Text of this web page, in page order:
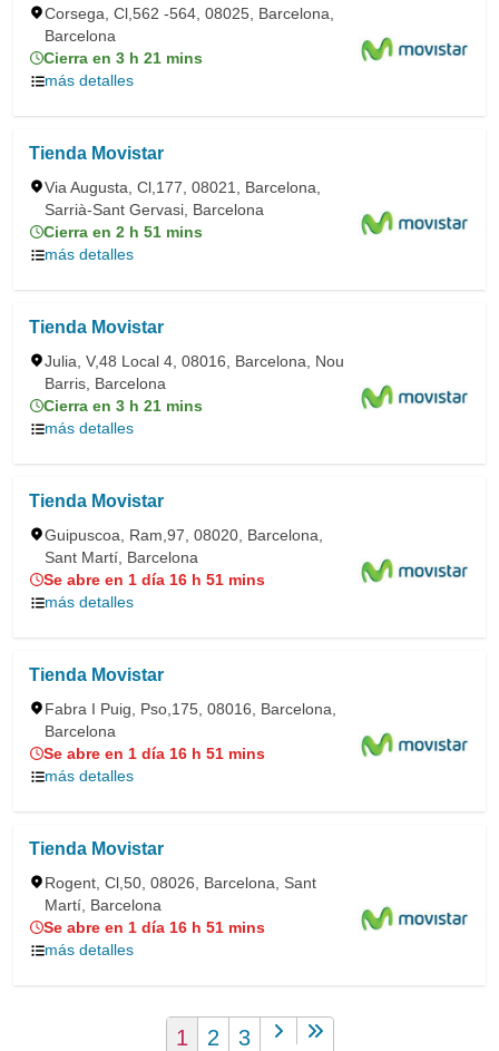
Corsega, Cl,562 -564, 08025, Barcelona,
Barcelona
Cierra en 3 h 21 mins
más detalles
Tienda Movistar
Via Augusta, Cl,177, 08021, Barcelona,
Sarrià-Sant Gervasi, Barcelona
Cierra en 2 h 51 mins
más detalles
Tienda Movistar
Julia, V,48 Local 4, 08016, Barcelona, Nou
Barris, Barcelona
Cierra en 3 h 21 mins
más detalles
Tienda Movistar
Guipuscoa, Ram,97, 08020, Barcelona,
Sant Martí, Barcelona
Se abre en 1 día 16 h 51 mins
más detalles
Tienda Movistar
Fabra I Puig, Pso,175, 08016, Barcelona,
Barcelona
Se abre en 1 día 16 h 51 mins
más detalles
Tienda Movistar
Rogent, Cl,50, 08026, Barcelona, Sant
Martí, Barcelona
Se abre en 1 día 16 h 51 mins
más detalles
1 2 3